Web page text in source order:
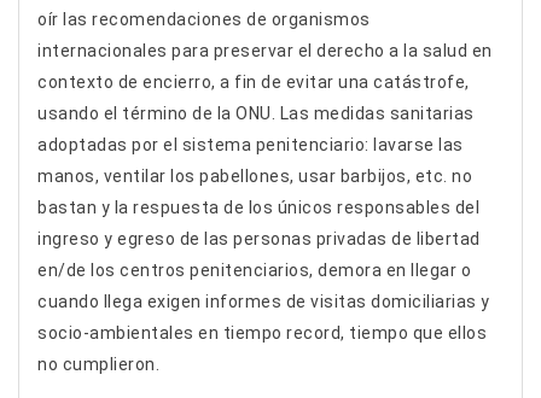
oír las recomendaciones de organismos
internacionales para preservar el derecho a la salud en
contexto de encierro, a fin de evitar una catástrofe,
usando el término de la ONU. Las medidas sanitarias
adoptadas por el sistema penitenciario: lavarse las
manos, ventilar los pabellones, usar barbijos, etc. no
bastan y la respuesta de los únicos responsables del
ingreso y egreso de las personas privadas de libertad
en/de los centros penitenciarios, demora en llegar o
cuando llega exigen informes de visitas domiciliarias y
socio-ambientales en tiempo record, tiempo que ellos
no cumplieron.